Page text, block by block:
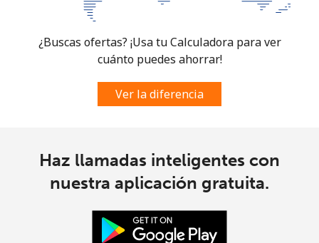
¿Buscas ofertas? ¡Usa tu Calculadora para ver
cuánto puedes ahorrar!
Ver la diferencia
Haz llamadas inteligentes con
nuestra aplicación gratuita.